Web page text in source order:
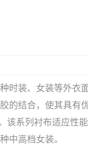
时装、女装等外衣
的结合，使其具有
列衬布适应性能
中高档女装。